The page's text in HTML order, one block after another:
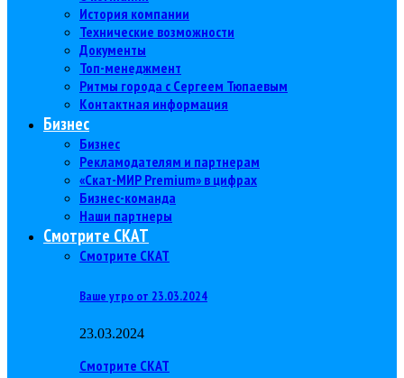
История компании
Технические возможности
Документы
Топ-менеджмент
Ритмы города с Сергеем Тюпаевым
Контактная информация
Бизнес
Бизнес
Рекламодателям и партнерам
«Скат-МИР Premium» в цифрах
Бизнес-команда
Наши партнеры
Смотрите СКАТ
Смотрите СКАТ
Ваше утро от 23.03.2024
23.03.2024
Смотрите СКАТ